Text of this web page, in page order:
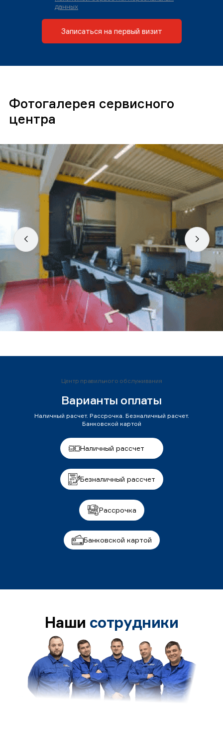
данных
Записаться на первый визит
Фотогалерея сервисного
центра
Центр правильного обслуживания
Варианты оплаты
Наличный расчет. Рассрочка. Безналичный расчет.
Банковской картой
Наличный рассчет
Безналичный рассчет
Рассрочка
Банковской картой
Наши сотрудники